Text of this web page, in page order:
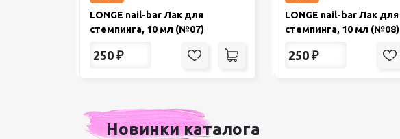
LONGE nail-bar Лак для
стемпинга, 10 мл (№07)
250 ₽
LONGE nail-bar Лак для
стемпинга, 10 мл (№08)
250 ₽
Новинки каталога